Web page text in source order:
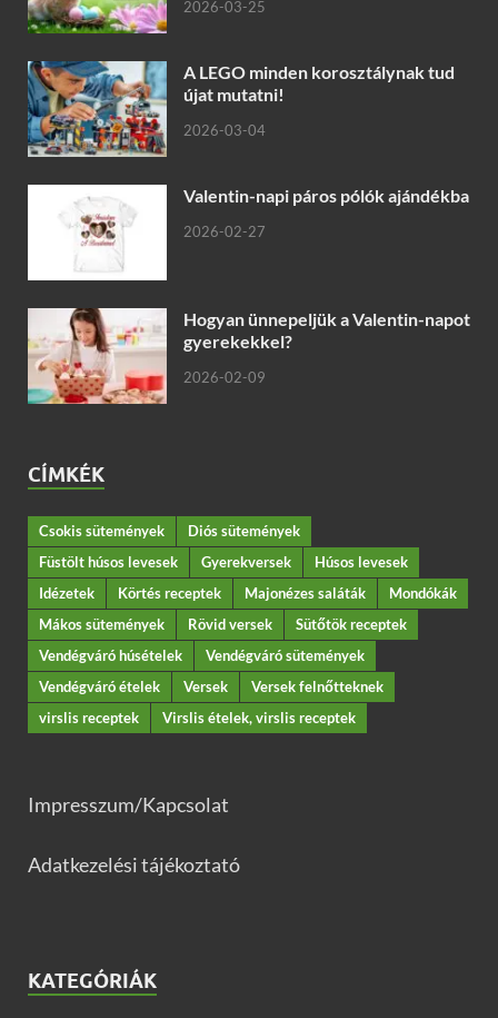
2026-03-25
A LEGO minden korosztálynak tud
újat mutatni!
2026-03-04
Valentin-napi páros pólók ajándékba
2026-02-27
Hogyan ünnepeljük a Valentin-napot
gyerekekkel?
2026-02-09
CÍMKÉK
Csokis sütemények
Diós sütemények
Füstölt húsos levesek
Gyerekversek
Húsos levesek
Idézetek
Körtés receptek Majonézes saláták
Mondókák
Mákos sütemények
Rövid versek
Sütőtök receptek
Vendégváró húsételek
Vendégváró sütemények
Vendégváró ételek
Versek
Versek felnőtteknek
virslis receptek
Virslis ételek, virslis receptek
Impresszum/Kapcsolat
Adatkezelési tájékoztató
KATEGÓRIÁK